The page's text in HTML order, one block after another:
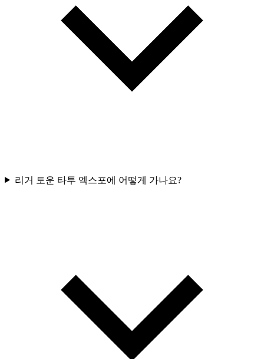
리거 토운 타투 엑스포에 어떻게 가나요?